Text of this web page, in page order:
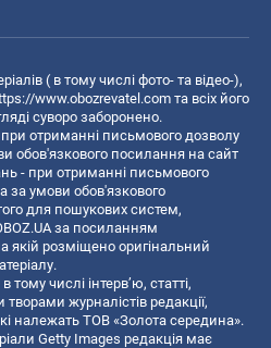
( в тому числі фото- та відео-),
www.obozrevatel.com та всіх його
суворо заборонено.
отриманні письмового дозволу
обов'язкового посилання на сайт
- при отриманні письмового
за умови обов'язкового
для пошукових систем,
за посиланням
якій розміщено оригінальний
тому числі інтерв’ю, статті,
журналістів редакції,
належать ТОВ «Золота середина».
Getty Images редакція має